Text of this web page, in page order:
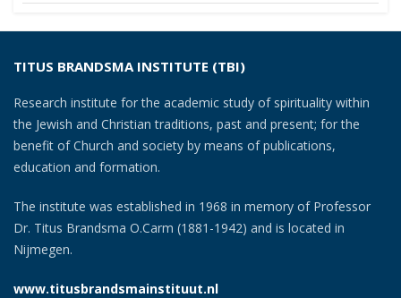
navigation
TITUS BRANDSMA INSTITUTE (TBI)
Research institute for the academic study of spirituality within
the Jewish and Christian traditions, past and present; for the
benefit of Church and society by means of publications,
education and formation.
The institute was established in 1968 in memory of Professor
Dr. Titus Brandsma O.Carm (1881-1942) and is located in
Nijmegen.
www.titusbrandsmainstituut.nl